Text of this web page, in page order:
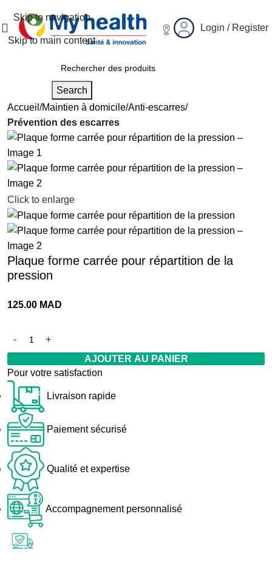
Skip to navigation
Skip to main content
Login / Register
Search
Accueil Maintien à domicile Anti-escarres
Prévention des escarres
Click to enlarge
Plaque forme carrée pour répartition de la
pression
125.00 MAD
AJOUTER AU PANIER
Pour votre satisfaction
Livraison rapide
Paiement sécurisé
Qualité et expertise
Accompagnement personnalisé